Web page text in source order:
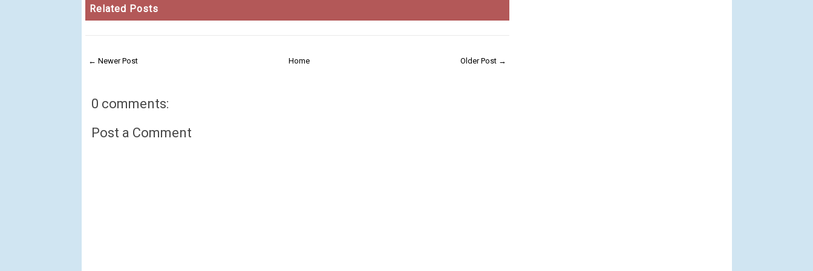
Related Posts
← Newer Post Older Post →
Home
0 comments:
Post a Comment